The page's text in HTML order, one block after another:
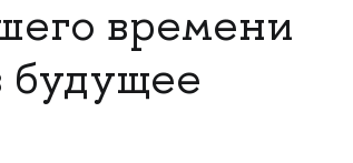
времени
будущее